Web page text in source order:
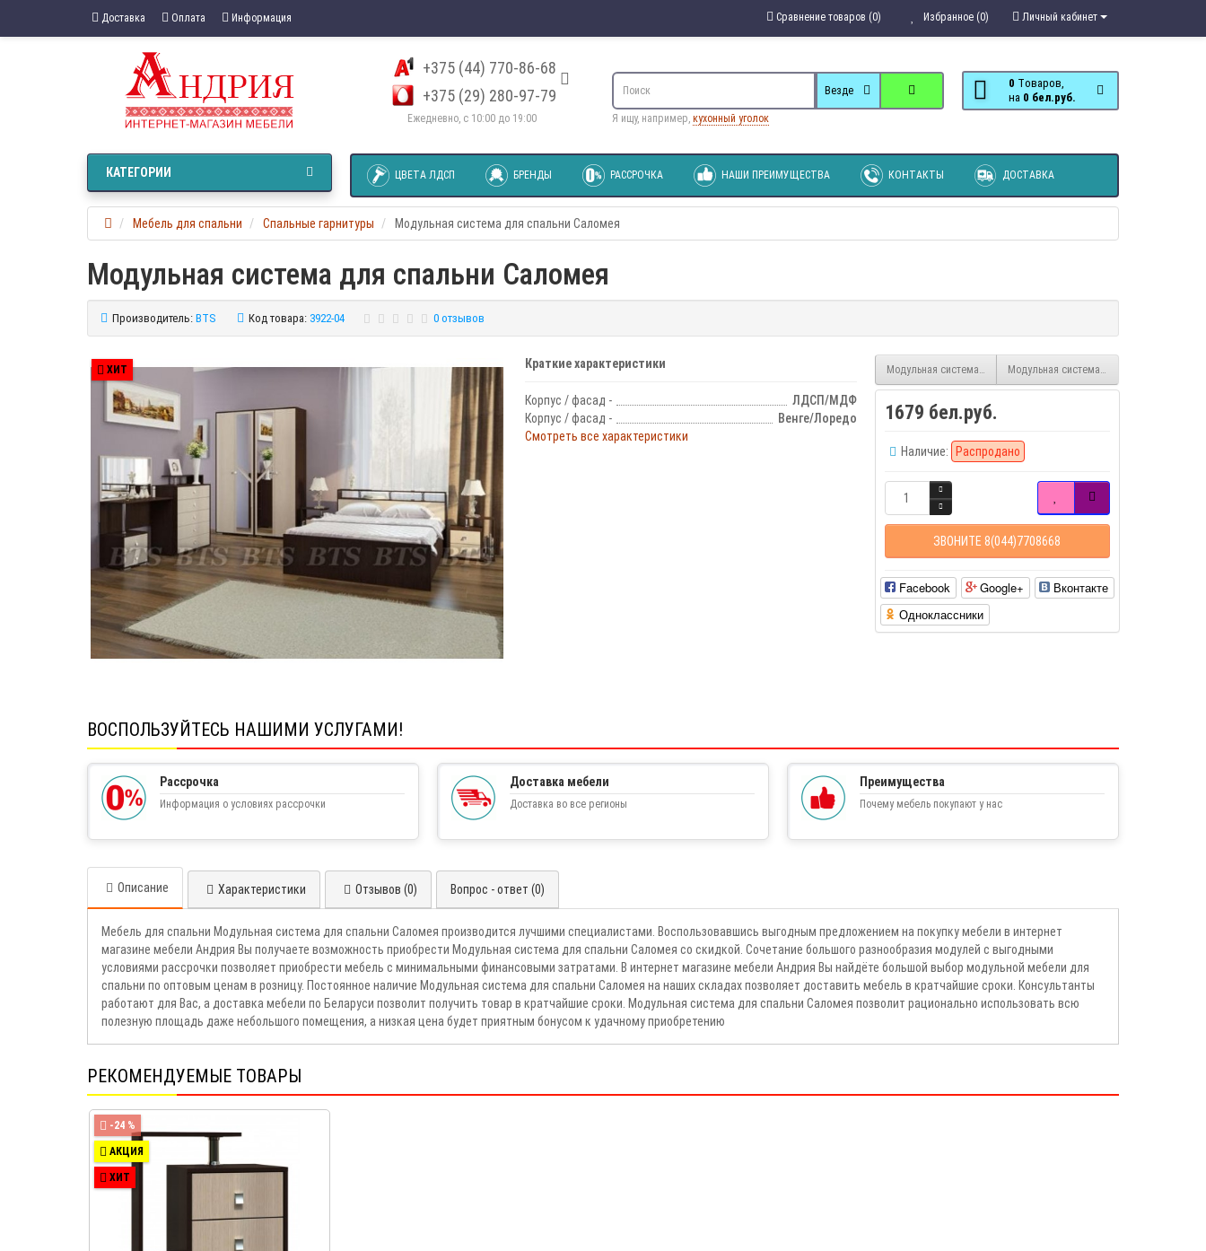
Доставка Оплата Информация Личный кабинет
Избранное (0)
Сравнение товаров (0)
+375 (44) 770-86-68
+375 (29) 280-97-79
Ежедневно, с 10:00 до 19:00
0 Tоваров,
на
0 бел.руб.
Везде
Я ищу, например, кухонный уголок
ЦВЕТА ЛДСП БРЕНДЫ РАССРОЧКА НАШИ ПРЕИМУЩЕСТВА КОНТАКТЫ ДОСТАВКА
КАТЕГОРИИ
Мебель для спальни Спальные гарнитуры Модульная система для спальни Саломея
Модульная система для спальни Саломея
Производитель: BTS Код товара: 3922-04 0 отзывов
ХИТ Краткие характеристики
Корпус / фасад -
ЛДСП/МДФ
Корпус / фасад -
Венге/Лоредо
Смотреть все характеристики
Модульная система для спальни СакураМодульная система для спальни Фиеста
1679 бел.руб.
Наличие: Распродано
ЗВОНИТЕ 8(044)7708668
Facebook Google+
Вконтакте
Одноклассники
ВОСПОЛЬЗУЙТЕСЬ НАШИМИ УСЛУГАМИ!
Рассрочка
Информация о условиях рассрочки
Доставка мебели
Доставка во все регионы
Преимущества
Почему мебель покупают у нас
Описание Характеристики Отзывов (0) Вопрос - ответ (0)
Мебель для спальни Модульная система для спальни Саломея производится лучшими специалистами. Воспользовавшись выгодным предложением на покупку мебели в интернет
магазине мебели Андрия Вы получаете возможность приобрести Модульная система для спальни Саломея со скидкой. Сочетание большого разнообразия модулей с выгодными
условиями рассрочки позволяет приобрести мебель с минимальными финансовыми затратами. В интернет магазине мебели Андрия Вы найдёте большой выбор модульной мебели для
спальни по оптовым ценам в розницу. Постоянное наличие Модульная система для спальни Саломея на наших складах позволяет доставить мебель в кратчайшие сроки. Консультанты
работают для Вас, а доставка мебели по Беларуси позволит получить товар в кратчайшие сроки. Модульная система для спальни Саломея позволит рационально использовать всю
полезную площадь даже небольшого помещения, а низкая цена будет приятным бонусом к удачному приобретению
РЕКОМЕНДУЕМЫЕ ТОВАРЫ
-24 %
АКЦИЯ
ХИТ